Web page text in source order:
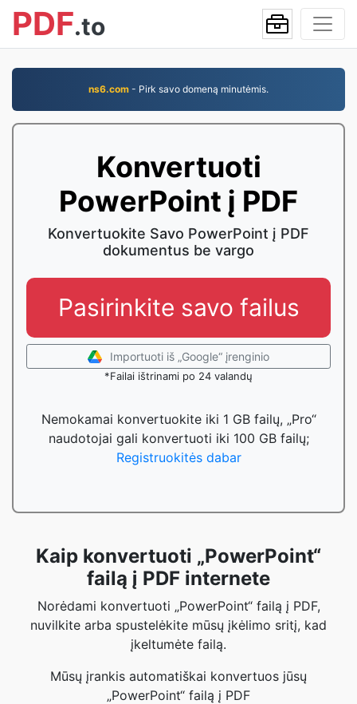
PDF.to
ns6.com - Pirk savo domeną minutėmis.
Konvertuoti
PowerPoint į PDF
Konvertuokite Savo PowerPoint į PDF
dokumentus be vargo
Pasirinkite savo failus
Importuoti iš „Google“ įrenginio
*Failai ištrinami po 24 valandų
Nemokamai konvertuokite iki 1 GB failų, „Pro“
naudotojai gali konvertuoti iki 100 GB failų;
Registruokitės dabar
Kaip konvertuoti „PowerPoint“
failą į PDF internete
Norėdami konvertuoti „PowerPoint“ failą į PDF,
nuvilkite arba spustelėkite mūsų įkėlimo sritį, kad
įkeltumėte failą.
Mūsų įrankis automatiškai konvertuos jūsų
„PowerPoint“ failą į PDF